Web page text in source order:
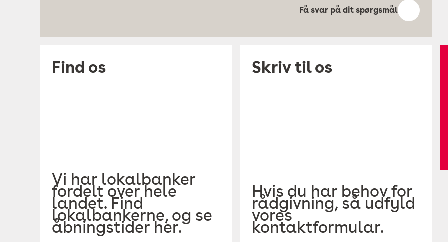
Få svar på dit spørgsmål
Find os
Vi har lokalbanker
fordelt over hele
landet. Find
lokalbankerne, og se
åbningstider her.
Skriv til os
Hvis du har behov for
rådgivning, så udfyld
vores
kontaktformular.